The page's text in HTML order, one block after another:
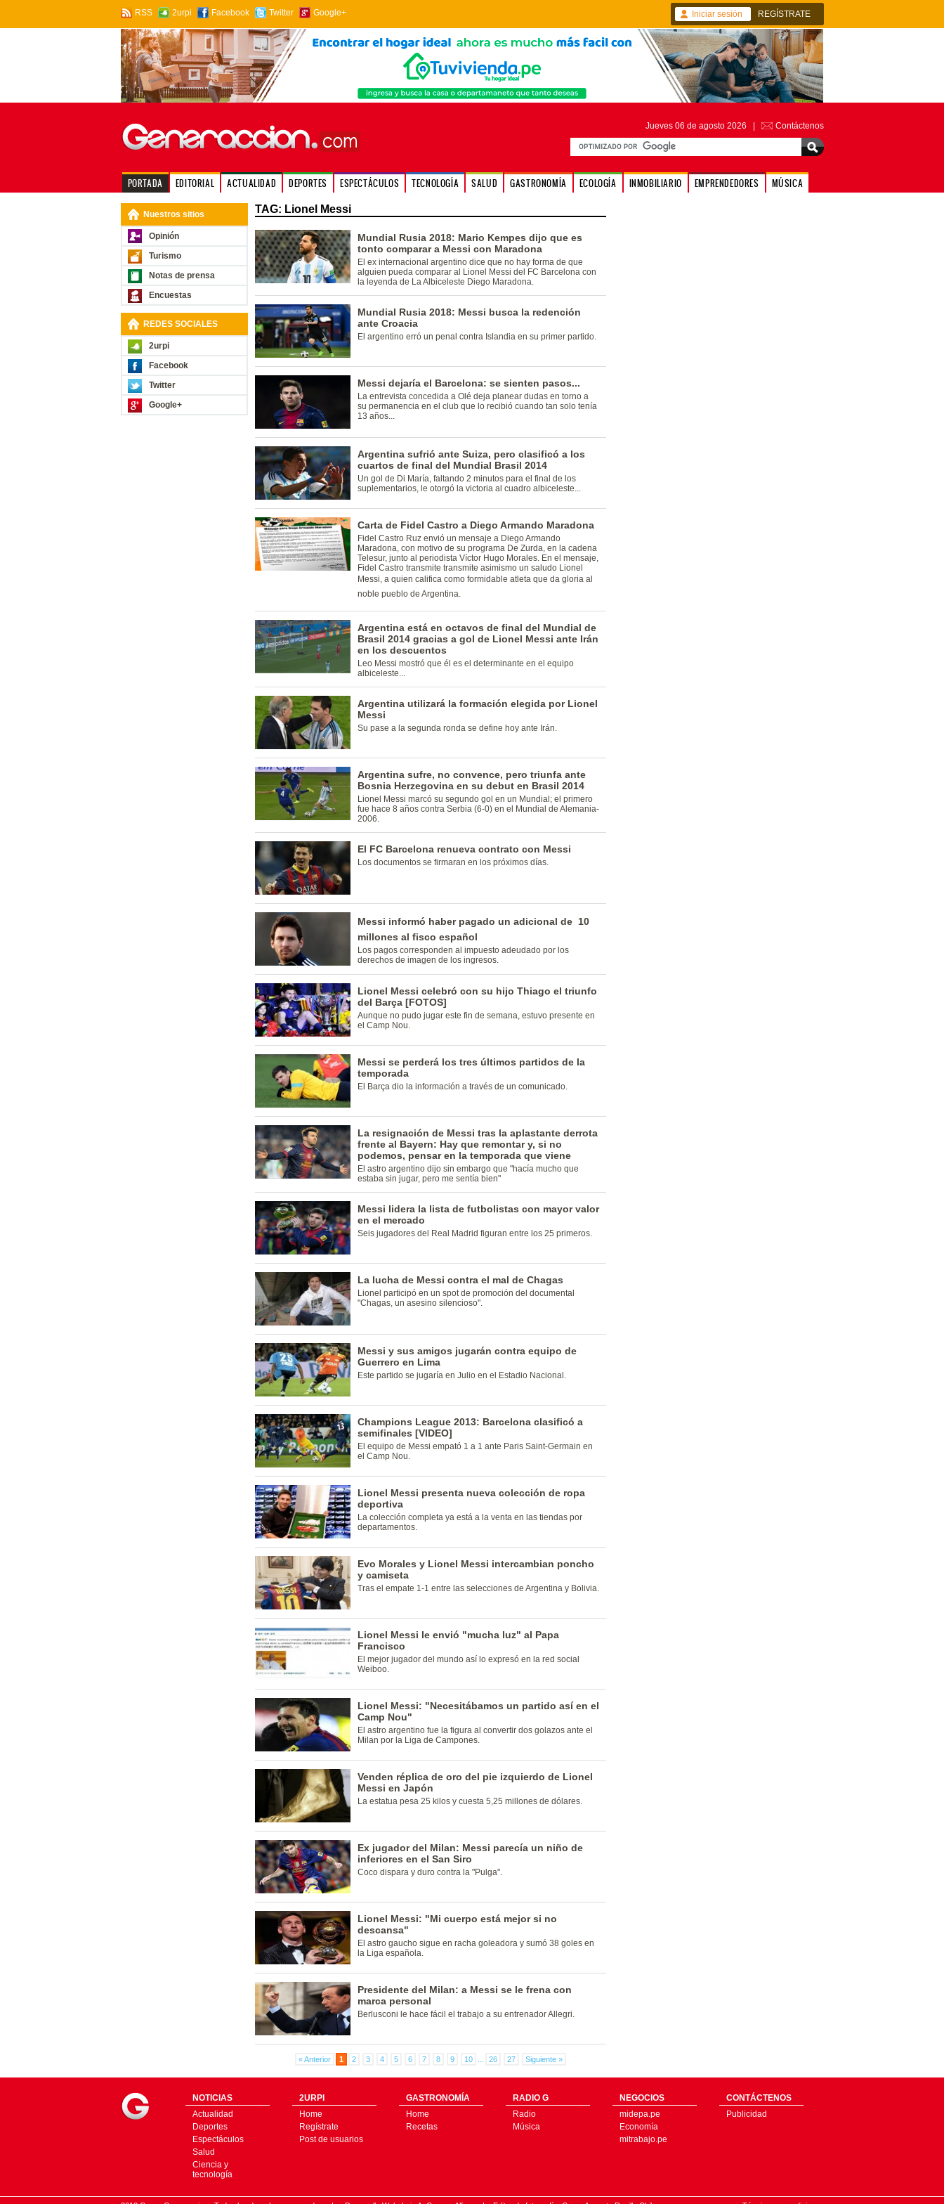
RSS 2urpi Facebook Twitter Google+ Iniciar sesión REGÍSTRATE
Jueves 06 de agosto 2026 | Contáctenos
PORTADA EDITORIAL ACTUALIDAD DEPORTES ESPECTÁCULOS TECNOLOGÍA SALUD GASTRONOMÍA ECOLOGÍA INMOBILIARIO EMPRENDEDORES MÚSICA
Nuestros sitios
Opinión
Turismo
Notas de prensa
Encuestas
REDES SOCIALES
2urpi
Facebook
Twitter
Google+
TAG: Lionel Messi
Mundial Rusia 2018: Mario Kempes dijo que es
tonto comparar a Messi con Maradona
El ex internacional argentino dice que no hay forma de que
alguien pueda comparar al Lionel Messi del FC Barcelona con
la leyenda de La Albiceleste Diego Maradona.
Mundial Rusia 2018: Messi busca la redención
ante Croacia
El argentino erró un penal contra Islandia en su primer partido.
Messi dejaría el Barcelona: se sienten pasos...
La entrevista concedida a Olé deja planear dudas en torno a
su permanencia en el club que lo recibió cuando tan solo tenía
13 años...
Argentina sufrió ante Suiza, pero clasificó a los
cuartos de final del Mundial Brasil 2014
Un gol de Di María, faltando 2 minutos para el final de los
suplementarios, le otorgó la victoria al cuadro albiceleste...
Carta de Fidel Castro a Diego Armando Maradona
Fidel Castro Ruz envió un mensaje a Diego Armando
Maradona, con motivo de su programa De Zurda, en la cadena
Telesur, junto al periodista Víctor Hugo Morales. En el mensaje,
Fidel Castro transmite transmite asimismo un saludo Lionel
Messi, a quien califica como formidable atleta que da gloria al
noble pueblo de Argentina.
Argentina está en octavos de final del Mundial de
Brasil 2014 gracias a gol de Lionel Messi ante Irán
en los descuentos
Leo Messi mostró que él es el determinante en el equipo
albiceleste...
Argentina utilizará la formación elegida por Lionel
Messi
Su pase a la segunda ronda se define hoy ante Irán.
Argentina sufre, no convence, pero triunfa ante
Bosnia Herzegovina en su debut en Brasil 2014
Lionel Messi marcó su segundo gol en un Mundial; el primero
fue hace 8 años contra Serbia (6-0) en el Mundial de Alemania-
2006.
El FC Barcelona renueva contrato con Messi
Los documentos se firmaran en los próximos días.
Messi informó haber pagado un adicional de  10
millones al fisco español
Los pagos corresponden al impuesto adeudado por los
derechos de imagen de los ingresos.
Lionel Messi celebró con su hijo Thiago el triunfo
del Barça [FOTOS]
Aunque no pudo jugar este fin de semana, estuvo presente en
el Camp Nou.
Messi se perderá los tres últimos partidos de la
temporada
El Barça dio la información a través de un comunicado.
La resignación de Messi tras la aplastante derrota
frente al Bayern: Hay que remontar y, si no
podemos, pensar en la temporada que viene
El astro argentino dijo sin embargo que "hacía mucho que
estaba sin jugar, pero me sentía bien"
Messi lidera la lista de futbolistas con mayor valor
en el mercado
Seis jugadores del Real Madrid figuran entre los 25 primeros.
La lucha de Messi contra el mal de Chagas
Lionel participó en un spot de promoción del documental
"Chagas, un asesino silencioso".
Messi y sus amigos jugarán contra equipo de
Guerrero en Lima
Este partido se jugaría en Julio en el Estadio Nacional.
Champions League 2013: Barcelona clasificó a
semifinales [VIDEO]
El equipo de Messi empató 1 a 1 ante Paris Saint-Germain en
el Camp Nou.
Lionel Messi presenta nueva colección de ropa
deportiva
La colección completa ya está a la venta en las tiendas por
departamentos.
Evo Morales y Lionel Messi intercambian poncho
y camiseta
Tras el empate 1-1 entre las selecciones de Argentina y Bolivia.
Lionel Messi le envió "mucha luz" al Papa
Francisco
El mejor jugador del mundo así lo expresó en la red social
Weiboo.
Lionel Messi: "Necesitábamos un partido así en el
Camp Nou"
El astro argentino fue la figura al convertir dos golazos ante el
Milan por la Liga de Campones.
Venden réplica de oro del pie izquierdo de Lionel
Messi en Japón
La estatua pesa 25 kilos y cuesta 5,25 millones de dólares.
Ex jugador del Milan: Messi parecía un niño de
inferiores en el San Siro
Coco dispara y duro contra la "Pulga".
Lionel Messi: "Mi cuerpo está mejor si no
descansa"
El astro gaucho sigue en racha goleadora y sumó 38 goles en
la Liga española.
Presidente del Milan: a Messi se le frena con
marca personal
Berlusconi le hace fácil el trabajo a su entrenador Allegri.
« Anterior 1 2 3 4 5 6 7 8 9 10 26 27 Siguiente »
NOTICIAS
Actualidad
Deportes
Espectáculos
Salud
Ciencia y
tecnología
2URPI
Home
Regístrate
Post de usuarios
GASTRONOMÍA
Home
Recetas
RADIO G
Radio
Música
NEGOCIOS
midepa.pe
Economía
mitrabajo.pe
CONTÁCTENOS
Publicidad